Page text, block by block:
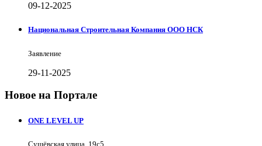
09-12-2025
Национальная Строительная Компания ООО НСК
Заявление
29-11-2025
Новое на Портале
ONE LEVEL UP
Сущёвская улица, 19с5